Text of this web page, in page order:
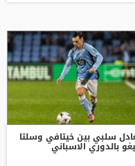
سلبي بين خيتافي وسلتا
بالدوري الاسباني